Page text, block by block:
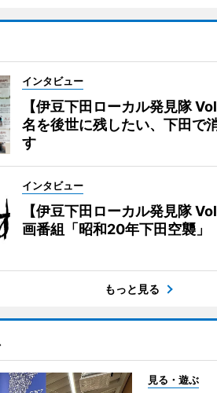
インタビュー
【伊豆下田ローカル発見隊
名を後世に残したい、下田で
す
インタビュー
【伊豆下田ローカル発見隊
画番組「昭和20年下田空襲」
もっと見る
見る・遊ぶ